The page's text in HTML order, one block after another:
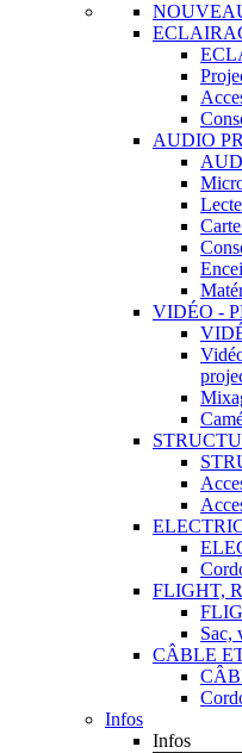
AUDIO
VIDÉO -
FLIGHT,
Sac,
CÂBLE
Infos
Infos